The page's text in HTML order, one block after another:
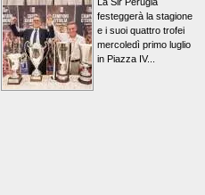
festeggerà la stagione
e i suoi quattro trofei
mercoledì primo luglio
in Piazza IV...